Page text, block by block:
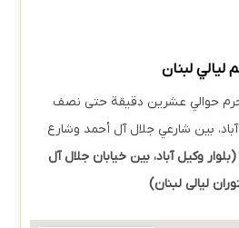
لبنان
حوالي عشرين دقيقة حتى نصف
بين شارعي جلال آل أحمد وشارع
(بلوار وکیل آباد، بین خیابان جلال آل
لیالی لبنان)